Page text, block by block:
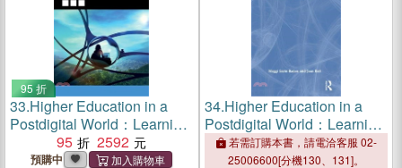
95 折
33.Higher Education in a
Postdigital World：Learning
Everywhere
95 2592
預購中
34.Higher Education in a
Postdigital World：Learning
Everywhere
若需訂購本書，請電洽客服 02-
25006600[分機130、131]。